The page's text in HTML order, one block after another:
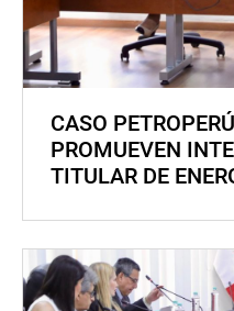
CASO
PROMUEVEN
TITULAR DE